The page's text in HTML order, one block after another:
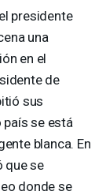
presidente
una
en el
de
sus
se está
blanca. En
que se
donde se